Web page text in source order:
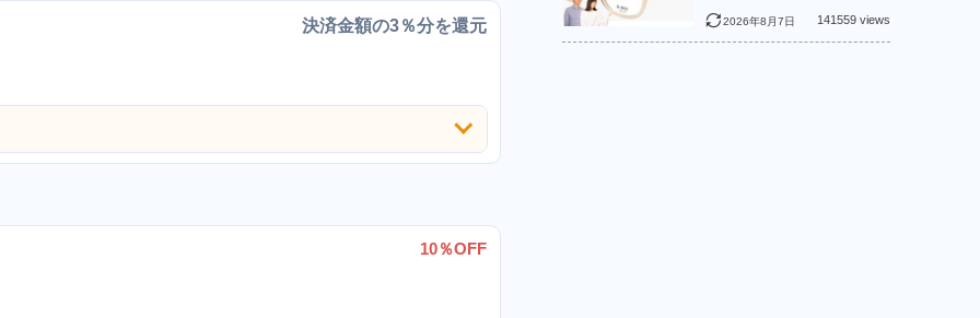
決済金額の3％分を還元
10％OFF
2026年8月7日 141559 views